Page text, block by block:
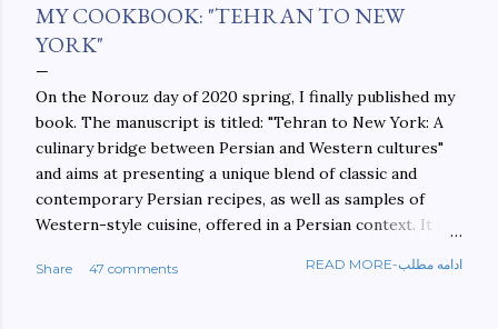
MY COOKBOOK: "TEHRAN TO NEW
YORK"
On the Norouz day of 2020 spring, I finally published my
book. The manuscript is titled: "Tehran to New York: A
culinary bridge between Persian and Western cultures"
and aims at presenting a unique blend of classic and
contemporary Persian recipes, as well as samples of
Western-style cuisine, offered in a Persian context. It is
walls. This book aims at constructing a bridge between
Share 47 comments READ MORE-ادامه مطلب